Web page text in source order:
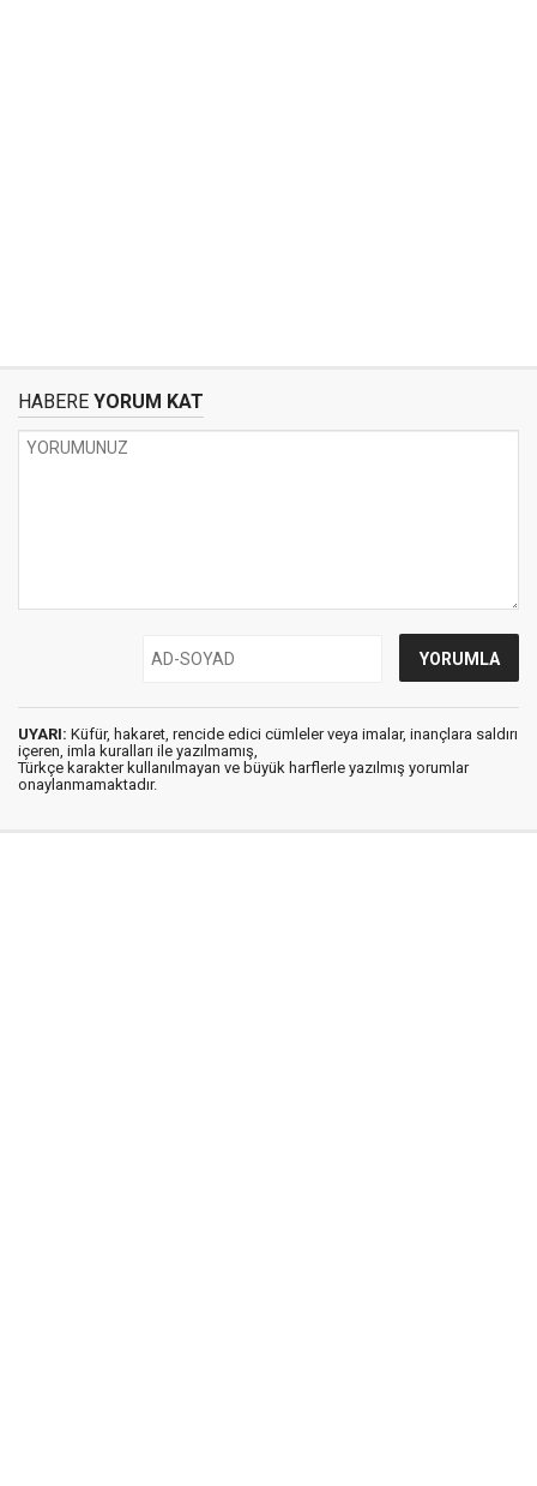
HABERE YORUM KAT
UYARI: Küfür, hakaret, rencide edici cümleler veya imalar, inançlara saldırı
içeren, imla kuralları ile yazılmamış,
Türkçe karakter kullanılmayan ve büyük harflerle yazılmış yorumlar
onaylanmamaktadır.